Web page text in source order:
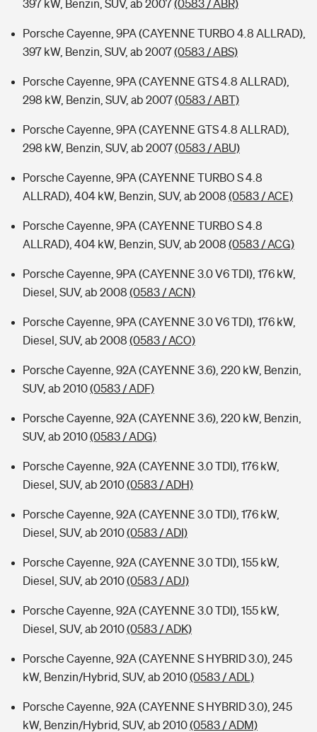
397 kW, Benzin, SUV, ab 2007 (0583 / ABR)
Porsche Cayenne, 9PA (CAYENNE TURBO 4.8 ALLRAD),
397 kW, Benzin, SUV, ab 2007(0583 / ABS)
Porsche Cayenne, 9PA (CAYENNE GTS 4.8 ALLRAD),
298 kW, Benzin, SUV, ab 2007(0583 / ABT)
Porsche Cayenne, 9PA (CAYENNE GTS 4.8 ALLRAD),
298 kW, Benzin, SUV, ab 2007(0583 / ABU)
Porsche Cayenne, 9PA (CAYENNE TURBO S 4.8
ALLRAD), 404 kW, Benzin, SUV, ab 2008 (0583 / ACE)
Porsche Cayenne, 9PA (CAYENNE TURBO S 4.8
ALLRAD), 404 kW, Benzin, SUV, ab 2008 (0583 / ACG)
Porsche Cayenne, 9PA (CAYENNE 3.0 V6 TDI), 176 kW,
Diesel, SUV, ab 2008 (0583 / ACN)
Porsche Cayenne, 9PA (CAYENNE 3.0 V6 TDI), 176 kW,
Diesel, SUV, ab 2008 (0583 / ACO)
Porsche Cayenne, 92A (CAYENNE 3.6), 220 kW, Benzin,
SUV, ab 2010(0583 / ADF)
Porsche Cayenne, 92A (CAYENNE 3.6), 220 kW, Benzin,
SUV, ab 2010(0583 / ADG)
Porsche Cayenne, 92A (CAYENNE 3.0 TDI), 176 kW,
Diesel, SUV, ab 2010(0583 / ADH)
Porsche Cayenne, 92A (CAYENNE 3.0 TDI), 176 kW,
Diesel, SUV, ab 2010(0583 / ADI)
Porsche Cayenne, 92A (CAYENNE 3.0 TDI), 155 kW,
Diesel, SUV, ab 2010(0583 / ADJ)
Porsche Cayenne, 92A (CAYENNE 3.0 TDI), 155 kW,
Diesel, SUV, ab 2010(0583 / ADK)
Porsche Cayenne, 92A (CAYENNE S HYBRID 3.0), 245
kW, Benzin/Hybrid, SUV, ab 2010(0583 / ADL)
Porsche Cayenne, 92A (CAYENNE S HYBRID 3.0), 245
kW, Benzin/Hybrid, SUV, ab 2010(0583 / ADM)